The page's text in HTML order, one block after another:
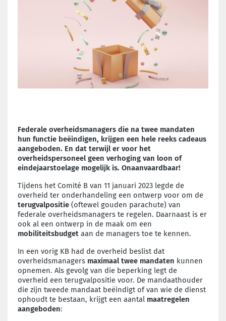
Federale overheidsmanagers die na twee mandaten
hun functie beëindigen, krijgen een hele reeks cadeaus
aangeboden. En dat terwijl er voor het
overheidspersoneel geen verhoging van loon of
eindejaarstoelage mogelijk is. Onaanvaardbaar!
Tijdens het Comité B van 11 januari 2023 legde de
overheid ter onderhandeling een ontwerp voor om de
terugvalpositie (oftewel gouden parachute) van
federale overheidsmanagers te regelen. Daarnaast is er
ook al een ontwerp in de maak om een
mobiliteitsbudget aan de managers toe te kennen.
In een vorig KB had de overheid beslist dat
overheidsmanagers maximaal twee mandaten kunnen
opnemen. Als gevolg van die beperking legt de
overheid een terugvalpositie voor. De mandaathouder
die zijn tweede mandaat beëindigt of van wie de dienst
ophoudt te bestaan, krijgt een aantal maatregelen
aangeboden: